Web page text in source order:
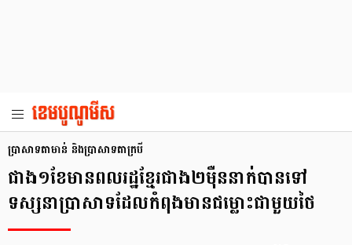
ប្រាសាទតាមាន់ និងប្រាសាទតាក្របី
ជាង១ខែមានពលរដ្ឋខ្មែរជាង២ម៉ឺននាក់បានទៅ
ទស្សនាប្រាសាទដែលកំពុងមានជម្លោះជាមួយថៃ